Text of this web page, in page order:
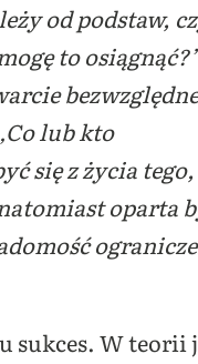
od podstaw,
to
lub kto
się z życia
oparta
sukces. W teorii